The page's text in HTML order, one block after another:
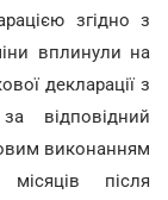
згідно з
вплинули на
декларації з
відповідний
виконанням
після